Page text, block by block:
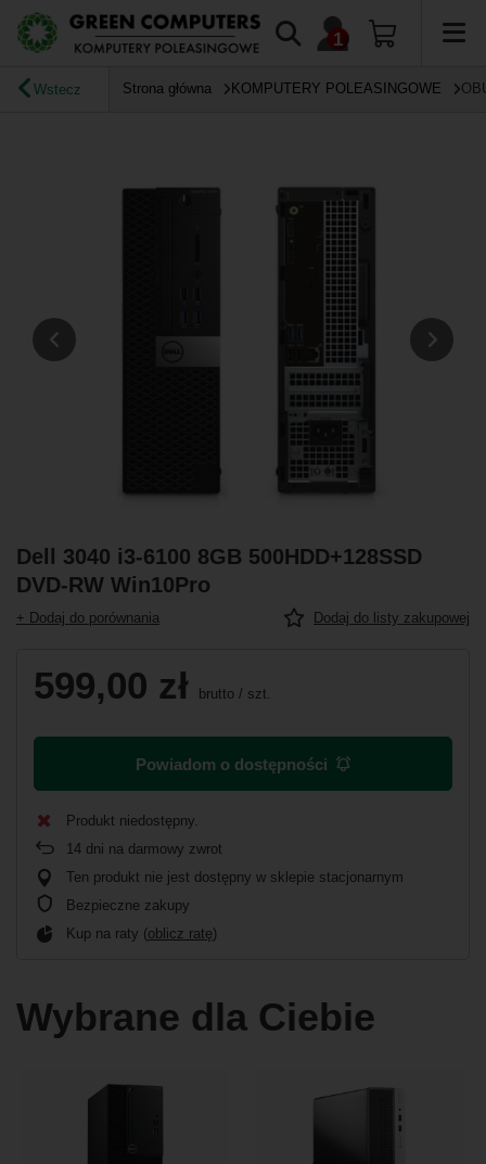
Wstecz Strona główna KOMPUTERY POLEASINGOWE
Dell 3040 i3-6100 8GB 500HDD+128SSD
DVD-RW Win10Pro
+ Dodaj do porównania Dodaj do listy zakupowej
599,00 zł brutto / szt.
Powiadom o dostępności
Produkt niedostępny
14 dni na darmowy zwrot
Ten produkt nie jest dostępny w sklepie stacjonarnym
Bezpieczne zakupy
Kup na raty (oblicz ratę)
Wybrane dla Ciebie